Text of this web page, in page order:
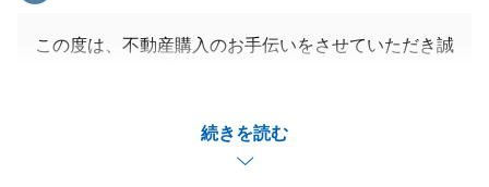
続きを読む
この度は、不動産購入のお手伝いをさせていただき誠
お取引を行うことができました。
素敵なお家が建つこと待ち遠しいですね。